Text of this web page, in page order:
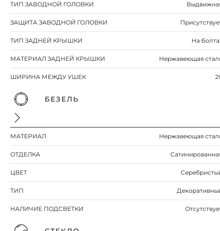
ТИП ЗАВОДНОЙ ГОЛОВКИ
ЗАЩИТА ЗАВОДНОЙ ГОЛОВКИ
ТИП ЗАДНЕЙ КРЫШКИ На
МАТЕРИАЛ ЗАДНЕЙ КРЫШКИ Нержавеющая
ШИРИНА МЕЖДУ УШЕК
БЕЗЕЛЬ
МАТЕРИАЛ Нержавеющая
ОТДЕЛКА
ЦВЕТ
ТИП
НАЛИЧИЕ ПОДСВЕТКИ